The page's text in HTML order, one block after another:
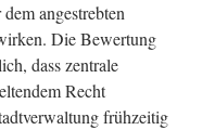
angestrebten
Die Bewertung
dass zentrale
Recht
frühzeitig